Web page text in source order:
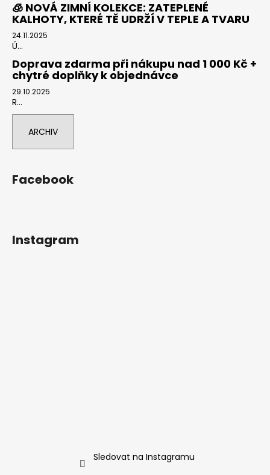
🧊 NOVÁ ZIMNÍ KOLEKCE: ZATEPLENÉ
KALHOTY, KTERÉ TĚ UDRŽÍ V TEPLE A TVARU
24.11.2025
Ú...
Doprava zdarma při nákupu nad 1 000 Kč +
chytré doplňky k objednávce
29.10.2025
R...
ARCHIV
Facebook
Instagram
Sledovat na Instagramu